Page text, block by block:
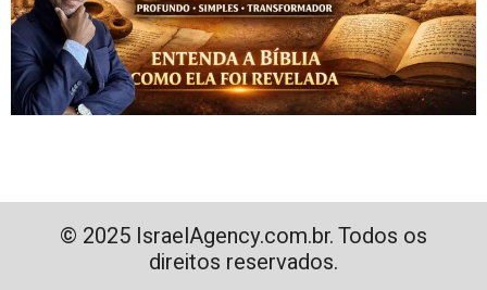
© 2025 IsraelAgency.com.br. Todos os
direitos reservados.